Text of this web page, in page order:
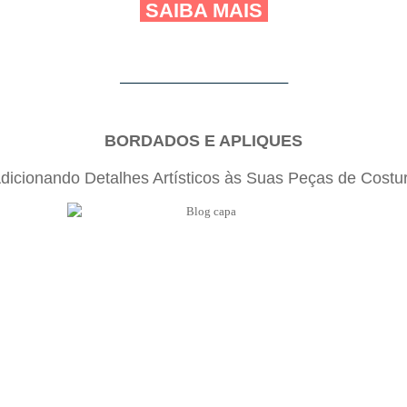
SAIBA MAIS
BORDADOS E APLIQUES
Detalhes Artísticos às Suas Peças de